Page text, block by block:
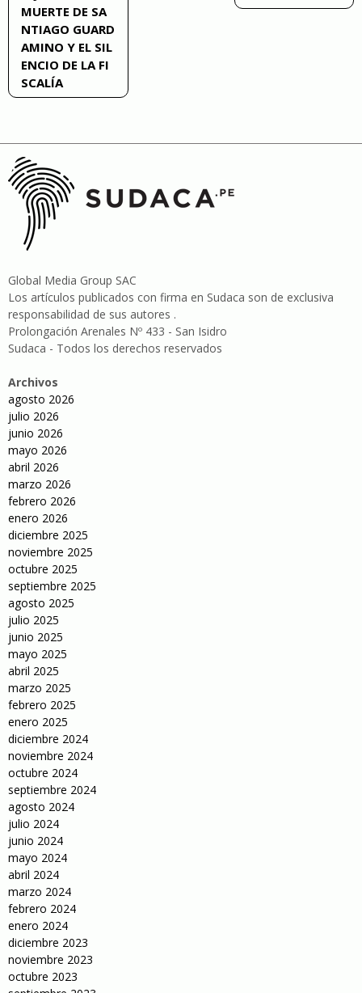
entradas
MUERTE DE SA
NTIAGO GUARD
AMINO Y EL SIL
ENCIO DE LA FI
SCALÍA
Global Media Group SAC
Los artículos publicados con firma en Sudaca son de exclusiva
responsabilidad de sus autores .
Prolongación Arenales Nº 433 - San Isidro
Sudaca - Todos los derechos reservados
Archivos
agosto 2026
julio 2026
junio 2026
mayo 2026
abril 2026
marzo 2026
febrero 2026
enero 2026
diciembre 2025
noviembre 2025
octubre 2025
septiembre 2025
agosto 2025
julio 2025
junio 2025
mayo 2025
abril 2025
marzo 2025
febrero 2025
enero 2025
diciembre 2024
noviembre 2024
octubre 2024
septiembre 2024
agosto 2024
julio 2024
junio 2024
mayo 2024
abril 2024
marzo 2024
febrero 2024
enero 2024
diciembre 2023
noviembre 2023
octubre 2023